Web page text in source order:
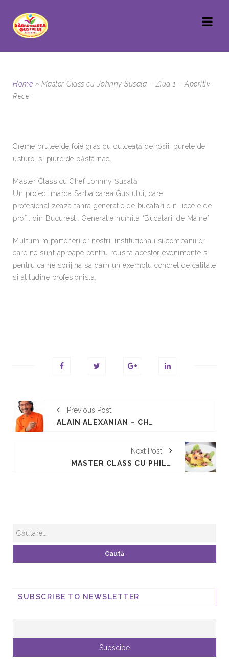
Home » Master Class cu Johnny Susala – Ziua 1 – Aperitiv
Rece
Creme brulee de foie gras cu dulceață de roșii, burete de
usturoi si piure de păstârnac.
Master Class cu Chef Johnny Șușală​
Un proiect marca Sarbatoarea Gustului, care
profesionalizeaza tanra generatie de bucatari din liceele de
profil din Bucuresti. Generatie numita “Bucatarii de Maine”
Multumim partenerilor nostrii institutionali si companiilor
care ne sunt aproape pentru reusita acestor evenimente si
pentru ca ne sprijina sa dam un exemplu concret de calitate
si atitudine profesionista.
Previous Post
ALAIN ALEXANIAN – CHEF CU O STEA MICHELIN SUSȚINE SĂRBĂTOAREA GUSTULUI 2017
Next Post
MASTER CLASS CU PHILIPPE DUPRE – ZIUA 1 – APERITIV RECE
SUBSCRIBE TO NEWSLETTER